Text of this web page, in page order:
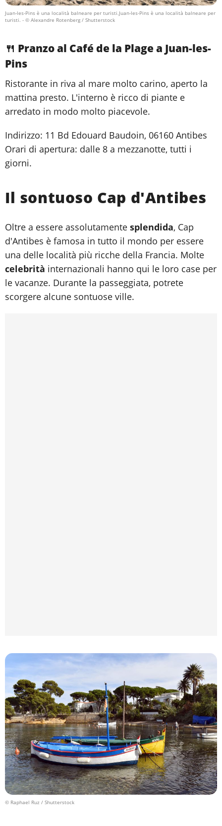
Juan-les-Pins è una località balneare per turisti.Juan-les-Pins è una località balneare per
turisti. - © Alexandre Rotenberg / Shutterstock
🍴 Pranzo al Café de la Plage a Juan-les-
Pins
Ristorante in riva al mare molto carino, aperto la
mattina presto. L'interno è ricco di piante e
arredato in modo molto piacevole.
Indirizzo: 11 Bd Edouard Baudoin, 06160 Antibes
Orari di apertura: dalle 8 a mezzanotte, tutti i
giorni.
Il sontuoso Cap d'Antibes
Oltre a essere assolutamente splendida, Cap
d'Antibes è famosa in tutto il mondo per essere
una delle località più ricche della Francia. Molte
celebrità internazionali hanno qui le loro case per
le vacanze. Durante la passeggiata, potrete
scorgere alcune sontuose ville.
© Raphael Ruz / Shutterstock